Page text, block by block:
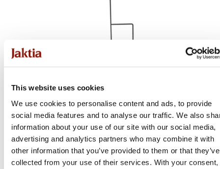
This website uses cookies
We use cookies to personalise content and ads, to provide
social media features and to analyse our traffic. We also
information about your use of our site with our social media,
advertising and analytics partners who may combine it with
other information that you’ve provided to them or that they’ve
collected from your use of their services. With your consent,
Caldwell
399 kr
Online: I lager